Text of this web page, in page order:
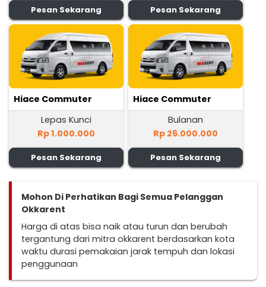
Pesan Sekarang Pesan Sekarang
Hiace Commuter
Lepas Kunci
Rp 1.000.000
Pesan Sekarang
Hiace Commuter
Bulanan
Rp 26.000.000
Pesan Sekarang
Mohon Di Perhatikan Bagi Semua Pelanggan
Okkarent
Harga di atas bisa naik atau turun dan berubah
tergantung dari mitra okkarent berdasarkan kota
waktu durasi pemakaian jarak tempuh dan lokasi
penggunaan